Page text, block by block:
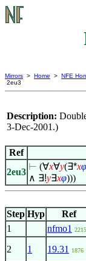
Mirrors > Home > NFE
2eu3
Description:
3-Dec-2001.)
Ref
2eu3
⊢ (∀x∀y(∃*xφ
∧ ∃!y∃xφ)))
Step Hyp Ref
1
nfmo1 2215
2
1 19.31 1876